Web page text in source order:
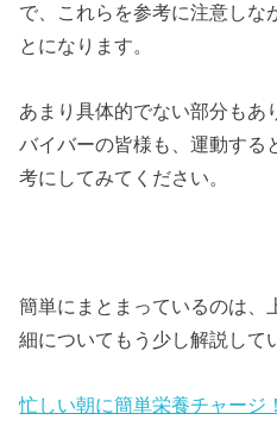
で、これらを参考に注意しな
とになります。
あまり具体的でない部分もあ
バイバーの皆様も、運動する
考にしてみてください。
簡単にまとまっているのは、
細についてもう少し解説して
忙しい朝に簡単栄養チャージ